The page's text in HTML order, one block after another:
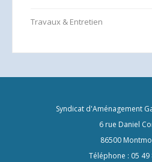
Travaux & Entretien
Syndicat d'Aménagement
6 rue Daniel
86500
Téléphone : 05 49